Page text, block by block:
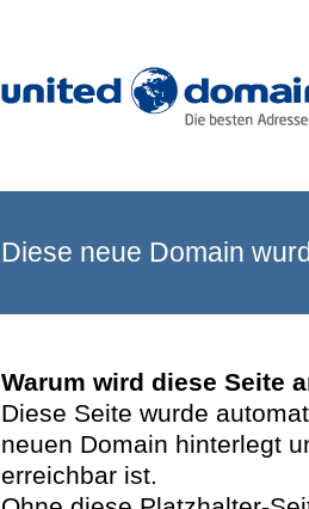
Diese neue Domain
Warum wird diese Seite
Diese Seite wurde
neuen Domain hinterlegt
erreichbar ist.